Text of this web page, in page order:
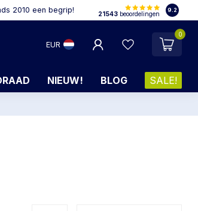
2010 een begrip! 21543 beoordelingen
9.2
EUR
0
NIEUW! BLOG SALE!